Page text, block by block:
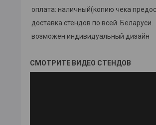
оплата: наличный(копию чека
доставка стендов по всей Беларуси.
возможен индивидуальный дизайн
СМОТРИТЕ ВИДЕО СТЕНДОВ